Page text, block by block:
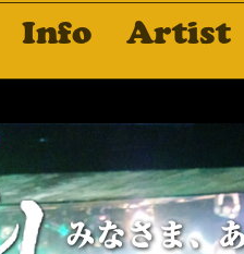
Info Artist